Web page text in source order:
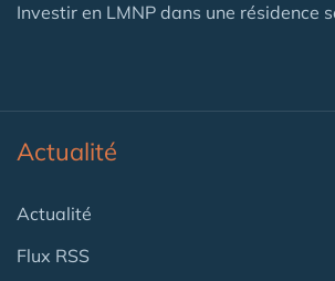
Investir en LMNP dans une résidence
Actualité
Actualité
Flux RSS